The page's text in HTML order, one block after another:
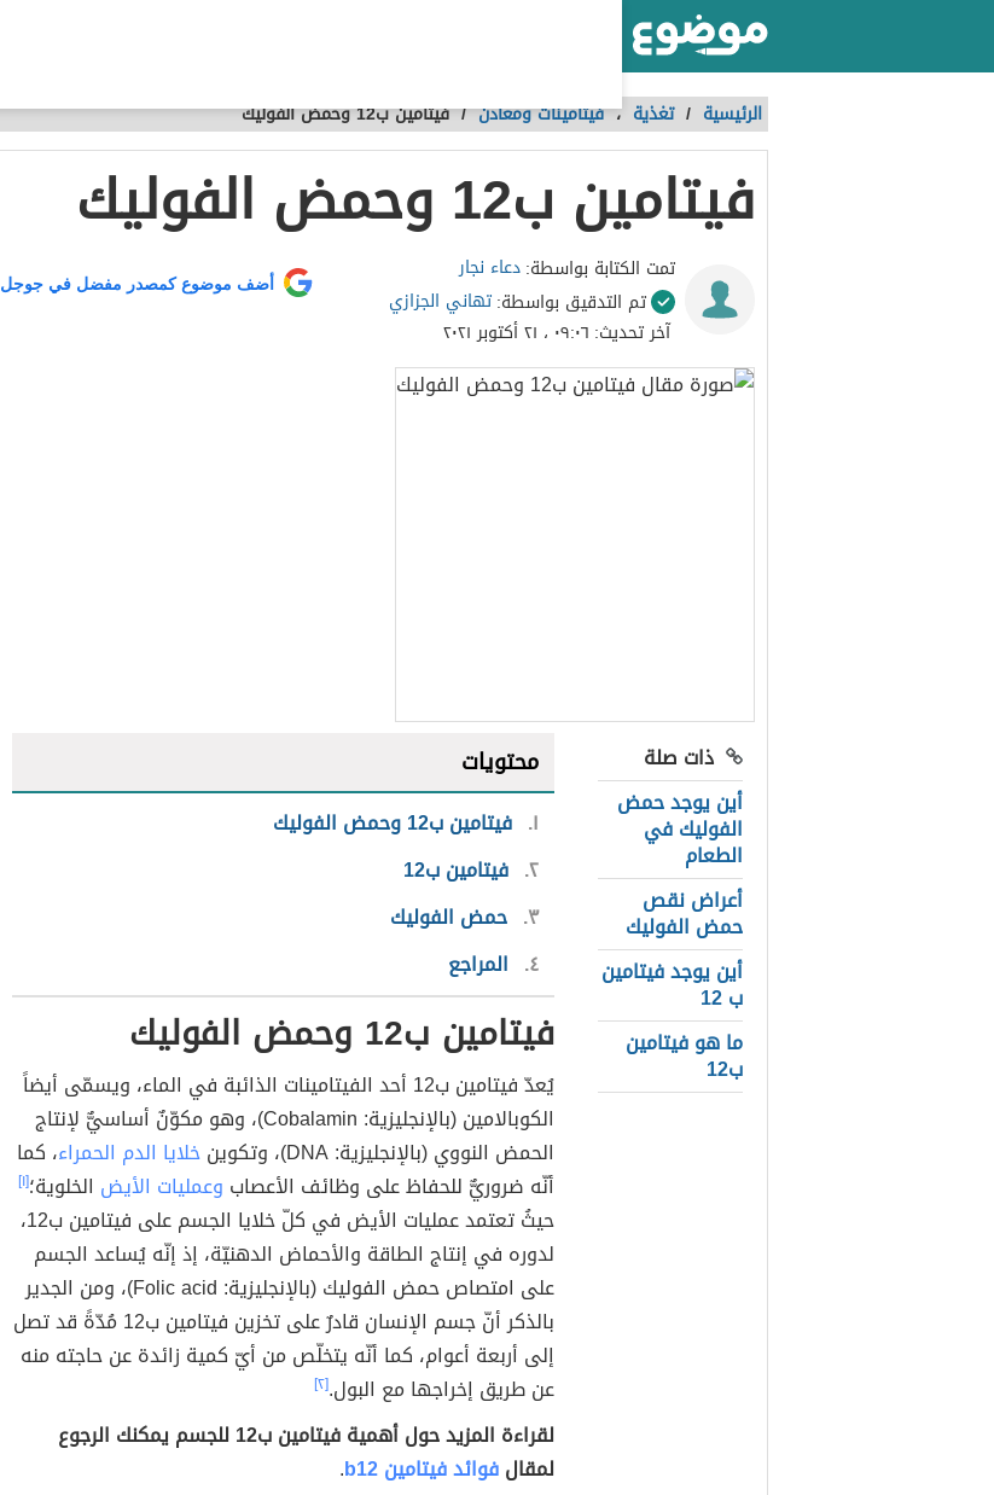
الرئيسية / تغذية ،فيتامينات ومعادن /فيتامين ب12 وحمض الفوليك
فيتامين ب12 وحمض الفوليك
تمت الكتابة بواسطة:دعاء نجار
تم التدقيق بواسطة:تهاني الجزازي
آخر تحديث: ٠٩:٠٦ ، ٢١ أكتوبر ٢٠٢١
أضف موضوع كمصدر مفضل في جوجل
ذات صلة
أين يوجد حمض
الفوليك في
الطعام
أعراض نقص
حمض الفوليك
أين يوجد فيتامين
ب 12
ما هو فيتامين
ب12
محتويات
١ فيتامين ب12 وحمض الفوليك
٢ فيتامين ب12
٣ حمض الفوليك
٤ المراجع
فيتامين ب12 وحمض الفوليك
يُعدّ فيتامين ب12 أحد الفيتامينات الذائبة في الماء، ويسمّى أيضاً
الكوبالامين (بالإنجليزية: Cobalamin)، وهو مكوّنٌ أساسيٌّ لإنتاج
الحمض النووي (بالإنجليزية: DNA)، وتكوين
خلايا الدم الحمراء، كما
أنّه ضروريٌّ للحفاظ على وظائف الأعصاب وعمليات الأيض الخلوية؛[١]
حيثُ تعتمد عمليات الأيض في كلّ خلايا الجسم على فيتامين ب12،
لدوره في إنتاج الطاقة والأحماض الدهنيّة، إذ إنّه يُساعد الجسم
على امتصاص حمض الفوليك (بالإنجليزية: Folic acid)، ومن الجدير
بالذكر أنّ جسم الإنسان قادرٌ على تخزين فيتامين ب12 مُدّةً قد تصل
إلى أربعة أعوام، كما أنّه يتخلّص من أيّ كمية زائدة عن حاجته منه
عن طريق إخراجها مع البول.[٢]
لقراءة المزيد حول أهمية فيتامين ب12 للجسم يمكنك الرجوع
لمقالفوائد فيتامين b12
.